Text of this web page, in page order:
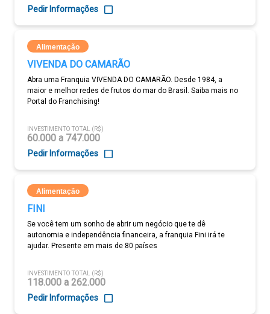
Pedir Informações
Alimentação
VIVENDA DO CAMARÃO
Abra uma Franquia VIVENDA DO CAMARÃO. Desde 1984, a
maior e melhor redes de frutos do mar do Brasil. Saiba mais no
Portal do Franchising!
INVESTIMENTO TOTAL (R$)
60.000 a 747.000
Pedir Informações
Alimentação
FINI
Se você tem um sonho de abrir um negócio que te dê
autonomia e independência financeira, a franquia Fini irá te
ajudar. Presente em mais de 80 países
INVESTIMENTO TOTAL (R$)
118.000 a 262.000
Pedir Informações